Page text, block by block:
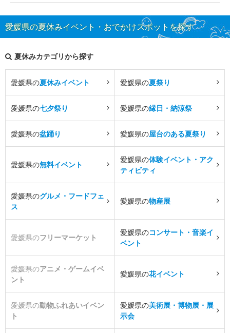
愛媛県の夏休みイベント・おでかけスポットを探す
夏休みカテゴリから探す
愛媛県の夏休みイベント 愛媛県の夏祭り
愛媛県の七夕祭り 愛媛県の縁日・納涼祭
愛媛県の盆踊り 愛媛県の屋台のある夏祭り
愛媛県の無料イベント
愛媛県の体験イベント・アク
ティビティ
愛媛県のグルメ・フードフェ
ス
愛媛県の物産展
愛媛県のフリーマーケット
愛媛県のコンサート・音楽イ
ベント
愛媛県のアニメ・ゲームイベ
ント
愛媛県の花イベント
愛媛県の動物ふれあいイベン
ト
愛媛県の美術展・博物展・展
示会